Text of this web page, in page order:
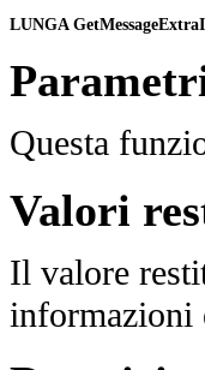
Questa
Valori
Il valore
informazioni